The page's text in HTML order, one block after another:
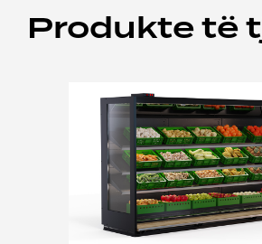
Produkte të